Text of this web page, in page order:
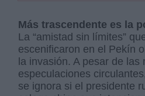
Más trascendente es la
La “amistad sin límites”
escenificaron en el Pekín
la invasión. A pesar de las
especulaciones
se ignora si el presidente